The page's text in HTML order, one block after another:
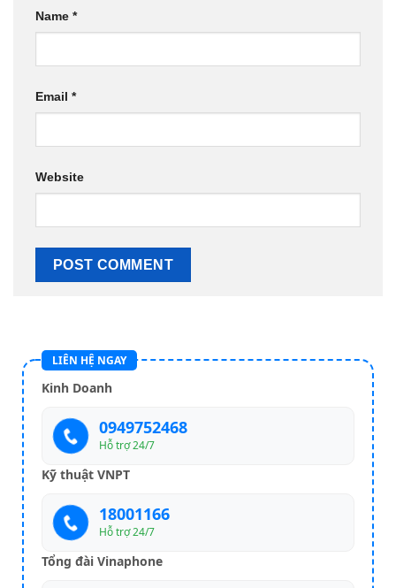
Name *
Email *
Website
LIÊN HỆ NGAY
Kinh Doanh
0949752468
Hỗ trợ 24/7
Kỹ thuật VNPT
18001166
Hỗ trợ 24/7
Tổng đài Vinaphone